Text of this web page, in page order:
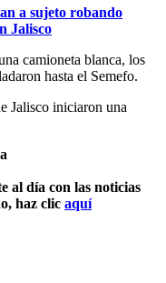
a sujeto robando
Jalisco
camioneta blanca, los
hasta el Semefo.
Jalisco iniciaron una
al día con las noticias
haz clic aquí